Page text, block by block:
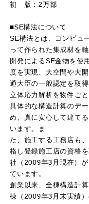
初 版：2万部
■SE構法について
SE構法とは、コンピュ
って作られた集成材を
開発によるSE金物を使
度を実現、大空間や大
通大臣の一般認定を取
立体応力解析を物件ご
具体的な構造計算のデ
め、真に安心して建て
います。ま
た、施工する工務店も
格し登録施工店の資格
社（2009年3月現在）
ています。
創業以来、全棟構造計
棟（2009年3月末実績